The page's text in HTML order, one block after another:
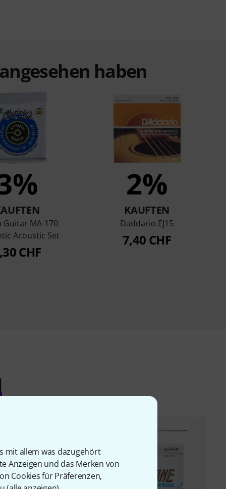
mit allem was dazugehört
Anzeigen und das Merken von
Cookies für Präferenzen,
haben
Guitar MA-170
Acoustic Set
CHF
2%
KAUFTEN
Daddario EJ15
7,40 CHF